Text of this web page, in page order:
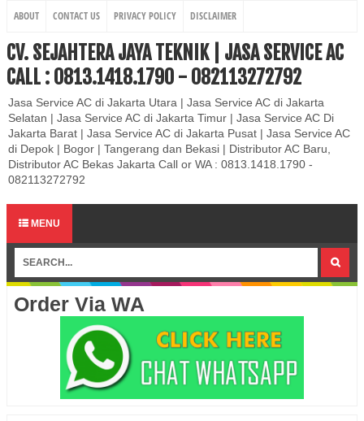
ABOUT CONTACT US PRIVACY POLICY DISCLAIMER
CV. SEJAHTERA JAYA TEKNIK | JASA SERVICE AC
CALL : 0813.1418.1790 - 082113272792
Jasa Service AC di Jakarta Utara | Jasa Service AC di Jakarta
Selatan | Jasa Service AC di Jakarta Timur | Jasa Service AC Di
Jakarta Barat | Jasa Service AC di Jakarta Pusat | Jasa Service AC
di Depok | Bogor | Tangerang dan Bekasi | Distributor AC Baru,
Distributor AC Bekas Jakarta Call or WA : 0813.1418.1790 -
082113272792
MENU
Order Via WA